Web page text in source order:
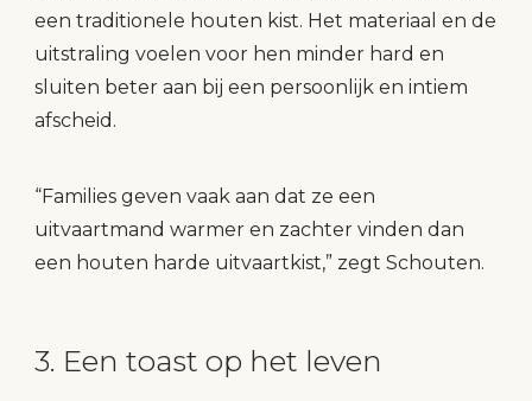
een traditionele houten kist. Het materiaal en de
uitstraling voelen voor hen minder hard en
sluiten beter aan bij een persoonlijk en intiem
afscheid.
“Families geven vaak aan dat ze een
uitvaartmand warmer en zachter vinden dan
een houten harde uitvaartkist,” zegt Schouten.
3. Een toast op het leven